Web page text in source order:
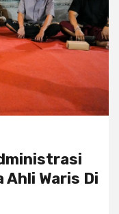
Ahli Waris Di